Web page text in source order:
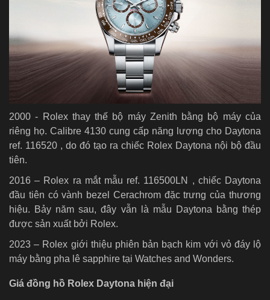
2000 - Rolex thay thế bộ máy Zenith bằng bộ máy của
riêng họ. Calibre 4130 cung cấp năng lượng cho Daytona
ref. 116520 , do đó tạo ra chiếc Rolex Daytona nội bộ đầu
tiên.
2016 – Rolex ra mắt mẫu ref. 116500LN , chiếc Daytona
đầu tiên có vành bezel Cerachrom đặc trưng của thương
hiệu. Bảy năm sau, đây vẫn là mẫu Daytona bằng thép
được sản xuất bởi Rolex.
2023 – Rolex giới thiệu phiên bản bạch kim với vỏ đáy lộ
máy bằng pha lê sapphire tại Watches and Wonders.
Giá đồng hồ Rolex Daytona hiện đại